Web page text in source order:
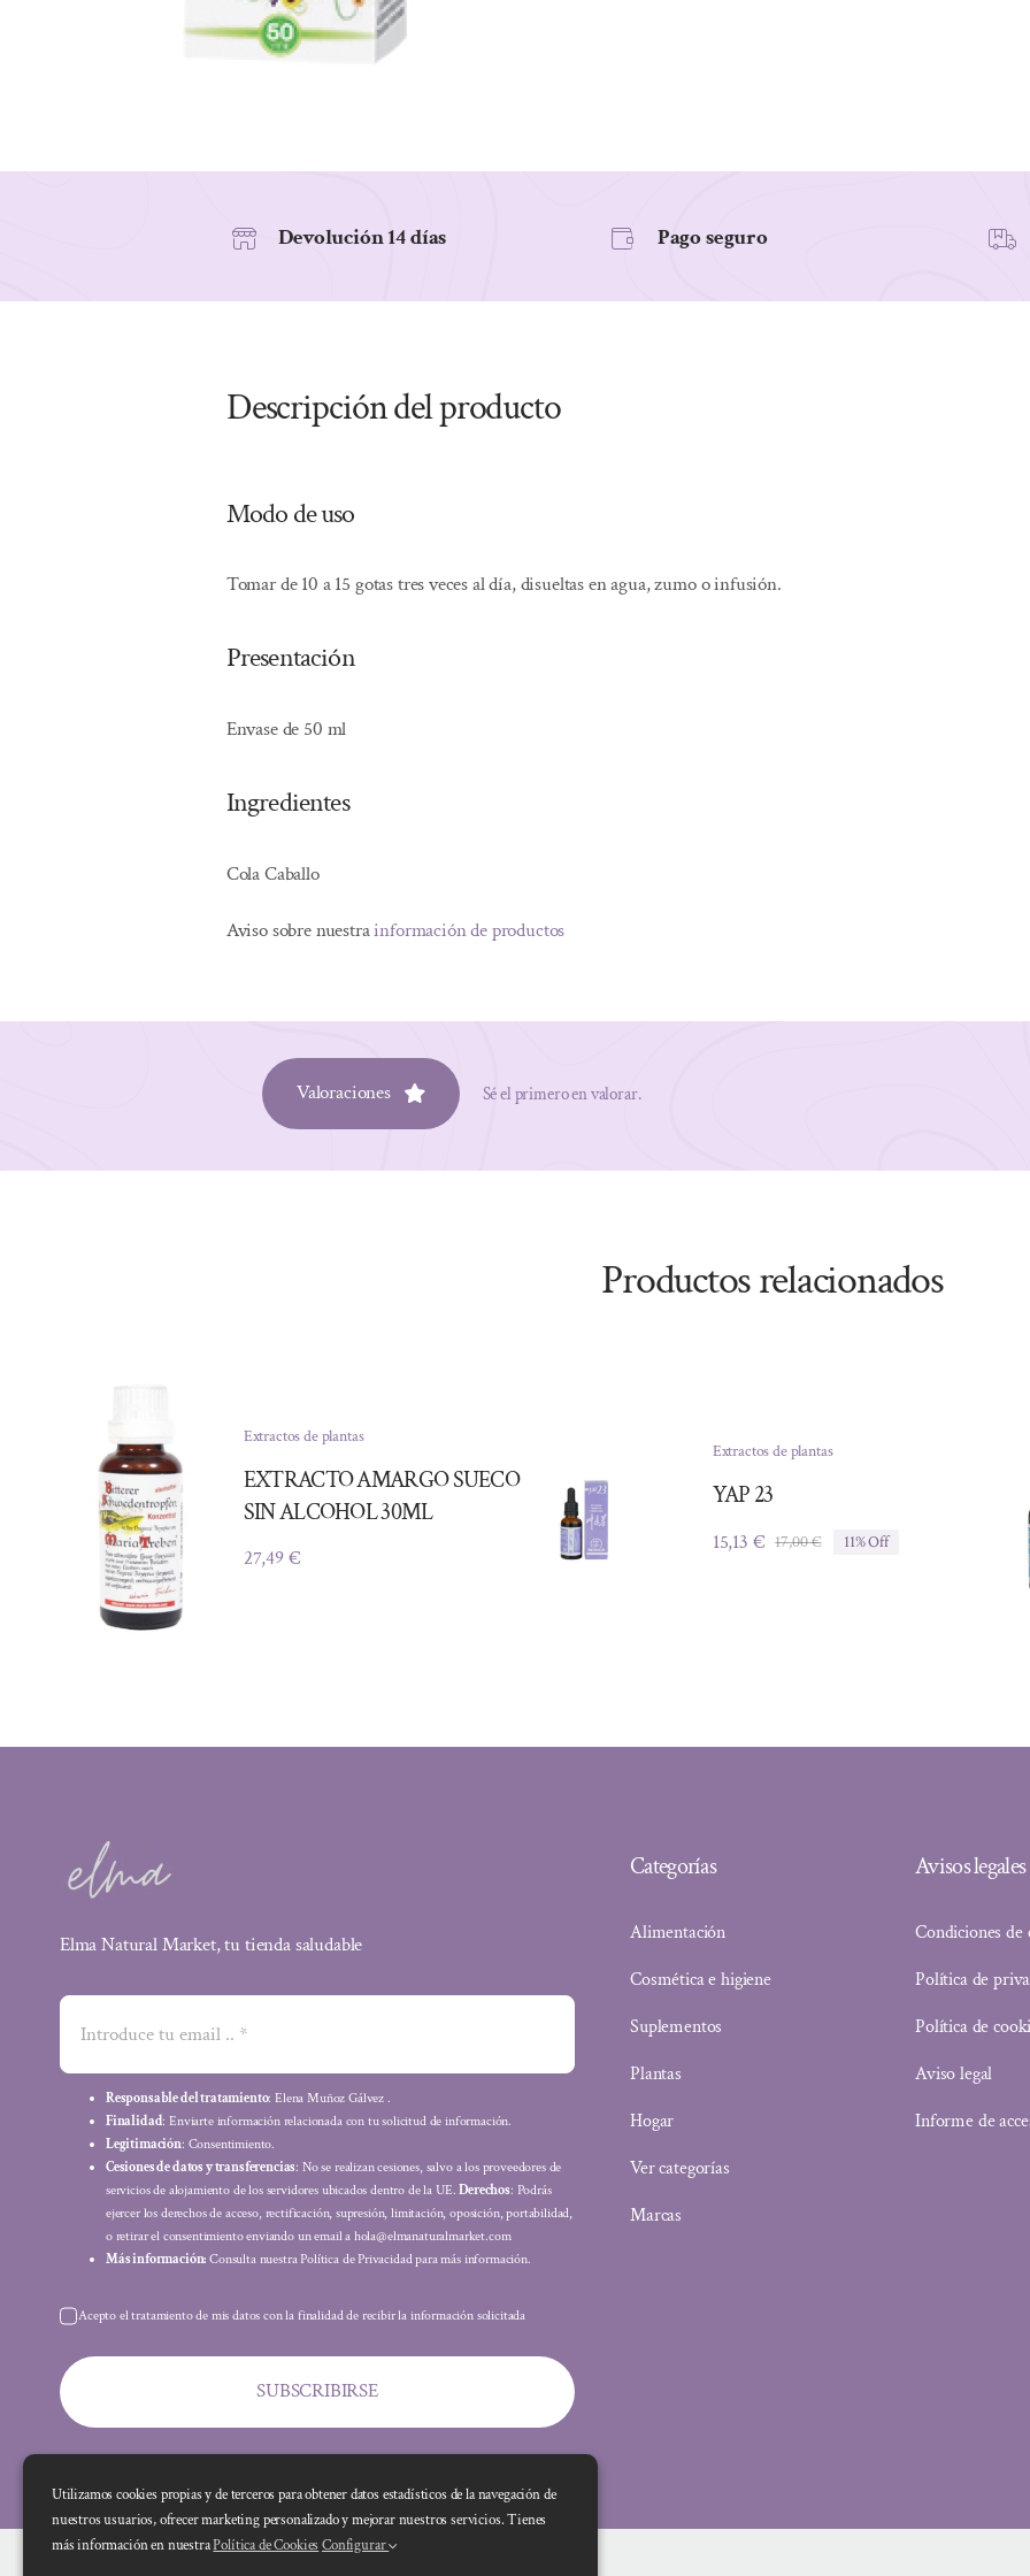
Devolución 14 días Pago seguro
Descripción del producto
Modo de uso
Tomar de 10 a 15 gotas tres veces al día, disueltas en agua, zumo o infusión.
Presentación
Envase de 50 ml
Ingredientes
Cola Caballo
Aviso sobre nuestrainformación de productos
Valoraciones Sé el primero en valorar.
Productos relacionados
Extractos de plantas
EXTRACTO AMARGO SUECO
SIN ALCOHOL 30ML
27,49€
Extractos de plantas
YAP 23
17,00€El
15,13 €
El
11% Off
Elma Natural Market, tu tienda saludable
Responsable del tratamiento: Elena Muñoz Gálvez .
Finalidad: Enviarte información relacionada con tu solicitud de información.
Legitimación: Consentimiento.
Cesiones de datos y transferencias: No se realizan cesiones, salvo a los proveedores de
servicios de alojamiento de los servidores ubicados dentro de la UE.Derechos: Podrás
ejercer los derechos de acceso, rectificación, supresión, limitación, oposición, portabilidad,
o retirar el consentimiento enviando un email a hola@elmanaturalmarket.com
Más información: Consulta nuestra Política de Privacidad para más información.
Acepto el tratamiento de mis datos con la finalidad de recibir la información solicitada
SUBSCRIBIRSE
Categorías
Alimentación
Cosmética e higiene
Suplementos
Plantas
Hogar
Ver categorías
Marcas
Avisos legales
Condiciones de
Política de
Política de
Aviso legal
Informe de
Utilizamos cookies propias y de terceros para obtener datos estadísticos de la navegación de
nuestros usuarios, ofrecer marketing personalizado y mejorar nuestros servicios. Tienes
más información en nuestraPolítica de Cookies Configurar